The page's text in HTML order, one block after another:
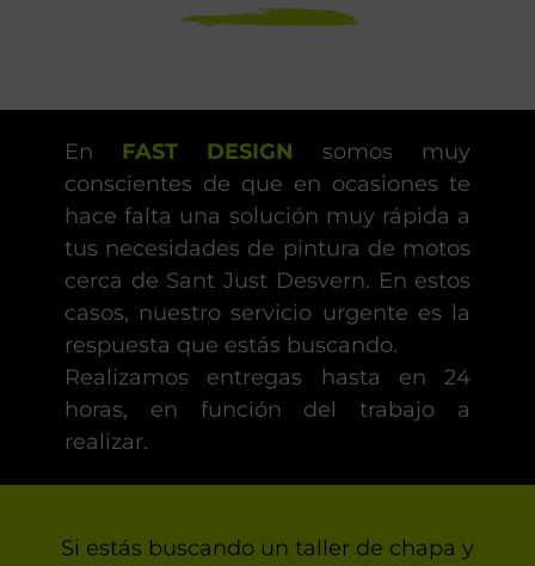
En FAST DESIGN somos muy
conscientes de que en ocasiones te
hace falta una solución muy rápida a
tus necesidades de pintura de motos
cerca de Sant Just Desvern. En estos
casos, nuestro servicio urgente es la
respuesta que estás buscando.
Realizamos entregas hasta en 24
horas, en función del trabajo a
realizar.
Si estás buscando un taller de chapa y